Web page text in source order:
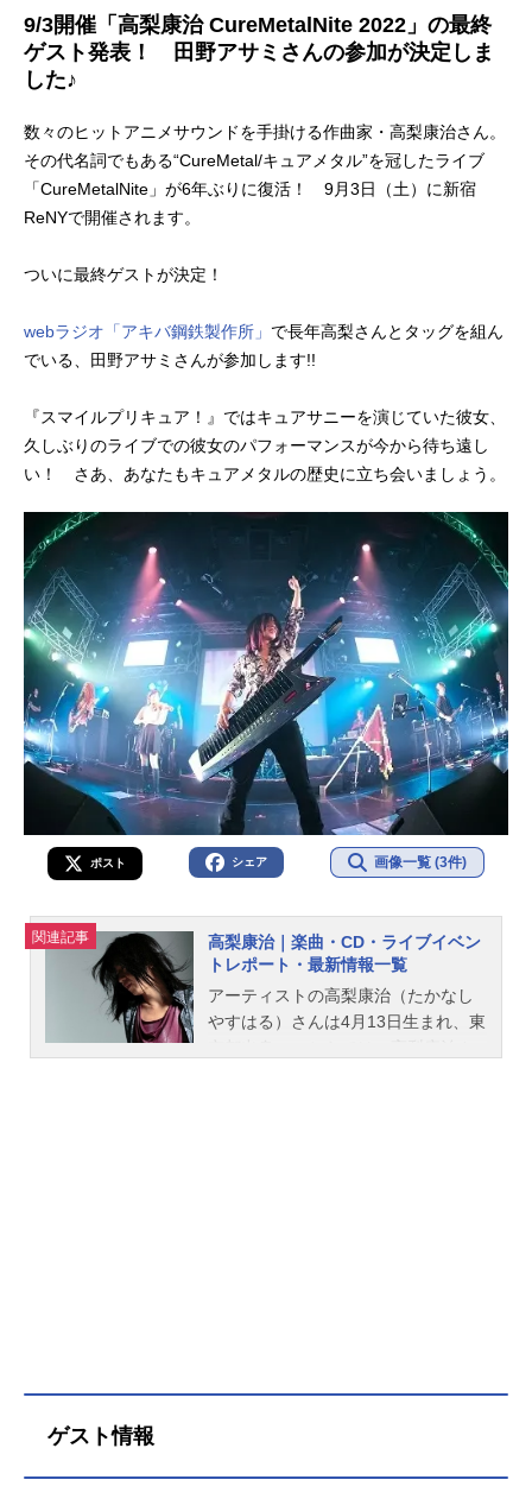
9/3開催「高梨康治 CureMetalNite 2022」の最終
ゲスト発表！ 田野アサミさんの参加が決定しま
した♪
数々のヒットアニメサウンドを手掛ける作曲家・高梨康治さん。
その代名詞でもある“CureMetal/キュアメタル”を冠したライブ
「CureMetalNite」が6年ぶりに復活！ 9月3日（土）に新宿
ReNYで開催されます。
ついに最終ゲストが決定！
webラジオ「アキバ鋼鉄製作所」 で長年高梨さんとタッグを組ん
でいる、田野アサミさんが参加します!!
『スマイルプリキュア！』ではキュアサニーを演じていた彼女、
久しぶりのライブでの彼女のパフォーマンスが今から待ち遠し
い！ さあ、あなたもキュアメタルの歴史に立ち会いましょう。
ポスト シェア 画像一覧 (3件)
関連記事
高梨康治｜楽曲・CD・ライブイベン
トレポート・最新情報一覧
アーティストの高梨康治（たかなし
やすはる）さんは4月13日生まれ、東
ゲスト情報